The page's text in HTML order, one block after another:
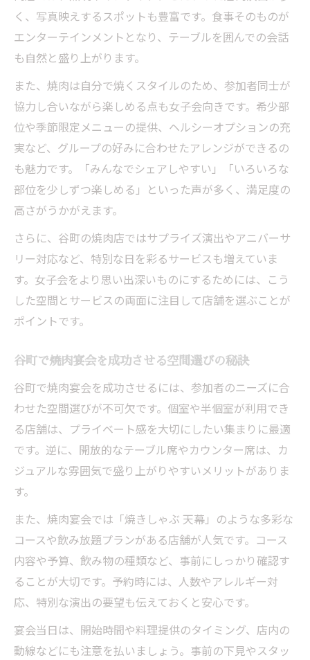
く、写真映えするスポットも豊富です。食事そのものが
エンターテインメントとなり、テーブルを囲んでの会話
も自然と盛り上がります。
また、焼肉は自分で焼くスタイルのため、参加者同士が
協力し合いながら楽しめる点も女子会向きです。希少部
位や季節限定メニューの提供、ヘルシーオプションの充
実など、グループの好みに合わせたアレンジができるの
も魅力です。「みんなでシェアしやすい」「いろいろな
部位を少しずつ楽しめる」といった声が多く、満足度の
高さがうかがえます。
さらに、谷町の焼肉店ではサプライズ演出やアニバーサ
リー対応など、特別な日を彩るサービスも増えていま
す。女子会をより思い出深いものにするためには、こう
した空間とサービスの両面に注目して店舗を選ぶことが
ポイントです。
谷町で焼肉宴会を成功させる空間選びの秘訣
谷町で焼肉宴会を成功させるには、参加者のニーズに合
わせた空間選びが不可欠です。個室や半個室が利用でき
る店舗は、プライベート感を大切にしたい集まりに最適
です。逆に、開放的なテーブル席やカウンター席は、カ
ジュアルな雰囲気で盛り上がりやすいメリットがありま
す。
また、焼肉宴会では「焼きしゃぶ 天幕」のような多彩な
コースや飲み放題プランがある店舗が人気です。コース
内容や予算、飲み物の種類など、事前にしっかり確認す
ることが大切です。予約時には、人数やアレルギー対
応、特別な演出の要望も伝えておくと安心です。
宴会当日は、開始時間や料理提供のタイミング、店内の
動線などにも注意を払いましょう。事前の下見やスタッ